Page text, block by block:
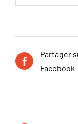
Partager
Facebook